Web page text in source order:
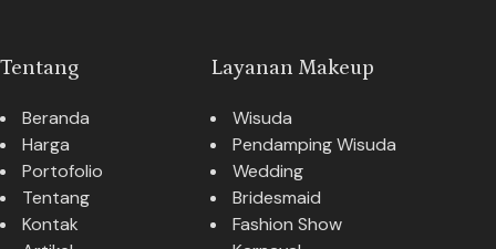
Tentang
Beranda
Harga
Portofolio
Tentang
Kontak
Layanan Makeup
Wisuda
Pendamping Wisuda
Wedding
Bridesmaid
Fashion Show